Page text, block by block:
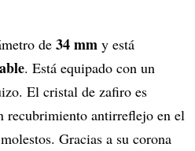
de 34 mm y está
. Está equipado con un
El cristal de zafiro es
recubrimiento antirreflejo en el
Gracias a su corona